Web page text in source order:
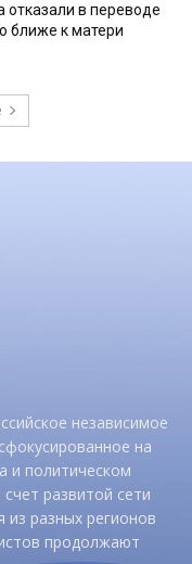
отказали в переводе
ближе к матери
независимое
на
и политическом
развитой сети
разных регионов
продолжают